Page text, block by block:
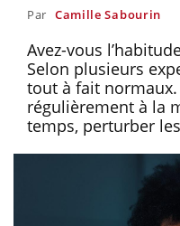
Par Camille Sabourin
Avez-vous
Selon plusieurs
tout à fait
régulièrement à la
temps, perturber